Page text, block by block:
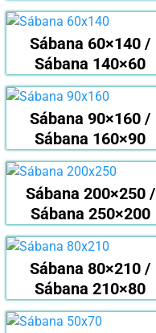
Sábana 60×140 /
Sábana 140×60
Sábana 90×160 /
Sábana 160×90
Sábana 200×250 /
Sábana 250×200
Sábana 80×210 /
Sábana 210×80